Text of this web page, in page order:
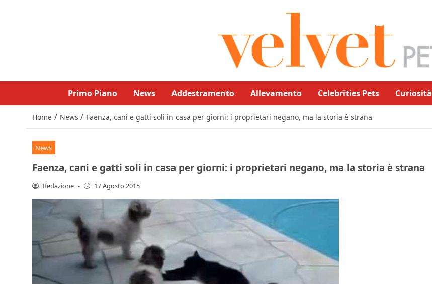
Primo Piano News Addestramento Allevamento Celebrities Pets Curiosità
Home / News / Faenza, cani e gatti soli in casa per giorni: i proprietari negano, ma la storia è strana
News
Faenza, cani e gatti soli in casa per giorni: i proprietari negano, ma la storia è strana
Redazione - 17 Agosto 2015